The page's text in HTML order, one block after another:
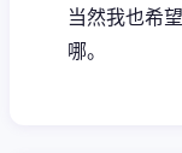
当然我也希
哪。